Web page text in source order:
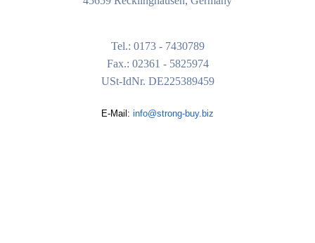
Tel.: 0173 - 7430789
Fax.: 02361 - 5825974
USt-IdNr. DE225389459
E-Mail: info@strong-buy.biz